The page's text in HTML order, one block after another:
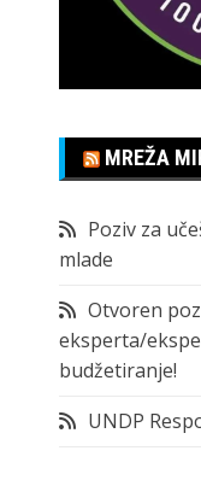
MREŽA
Poziv za
mlade
Otvoren
eksperta/
budžetiranje!
UNDP